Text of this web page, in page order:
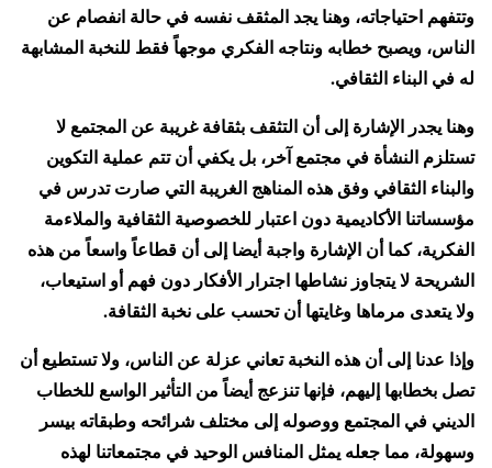
وتتفهم احتياجاته، وهنا يجد المثقف نفسه في حالة انفصام عن
الناس، ويصبح خطابه ونتاجه الفكري موجهاً فقط للنخبة المشابهة
له في البناء الثقافي.
وهنا يجدر الإشارة إلى أن التثقف بثقافة غريبة عن المجتمع لا
تستلزم النشأة في مجتمع آخر، بل يكفي أن تتم عملية التكوين
والبناء الثقافي وفق هذه المناهج الغريبة التي صارت تدرس في
مؤسساتنا الأكاديمية دون اعتبار للخصوصية الثقافية والملاءمة
الفكرية، كما أن الإشارة واجبة أيضا إلى أن قطاعاً واسعاً من هذه
الشريحة لا يتجاوز نشاطها اجترار الأفكار دون فهم أو استيعاب،
ولا يتعدى مرماها وغايتها أن تحسب على نخبة الثقافة.
وإذا عدنا إلى أن هذه النخبة تعاني عزلة عن الناس، ولا تستطيع أن
تصل بخطابها إليهم، فإنها تنزعج أيضاً من التأثير الواسع للخطاب
الديني في المجتمع ووصوله إلى مختلف شرائحه وطبقاته بيسر
وسهولة، مما جعله يمثل المنافس الوحيد في مجتمعاتنا لهذه